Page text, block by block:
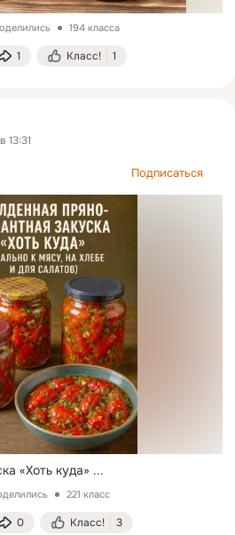
194 класса
1 Класс! 1
13:31
Подписаться
«Хоть куда» ...
221 класс
0 Класс! 3